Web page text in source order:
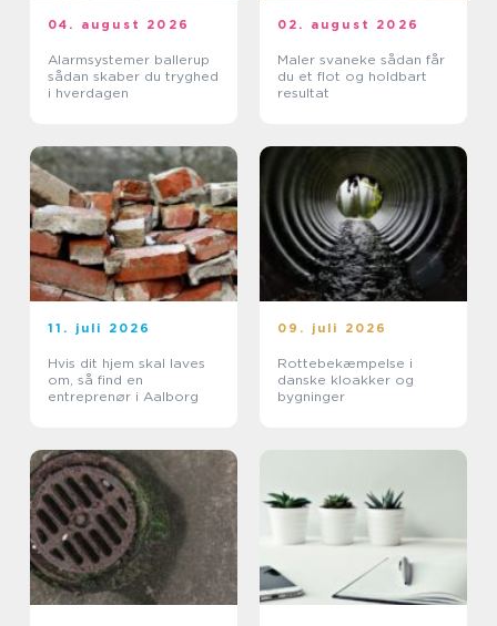
04. august 2026
Alarmsystemer ballerup
sådan skaber du tryghed
i hverdagen
02. august 2026
Maler svaneke sådan får
du et flot og holdbart
resultat
11. juli 2026
Hvis dit hjem skal laves
om, så find en
entreprenør i Aalborg
09. juli 2026
Rottebekæmpelse i
danske kloakker og
bygninger